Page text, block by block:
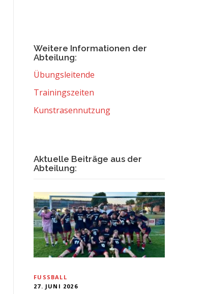
Weitere Informationen der
Abteilung:
Übungsleitende
Trainingszeiten
Kunstrasennutzung
Aktuelle Beiträge aus der
Abteilung:
FUSSBALL
27. JUNI 2026